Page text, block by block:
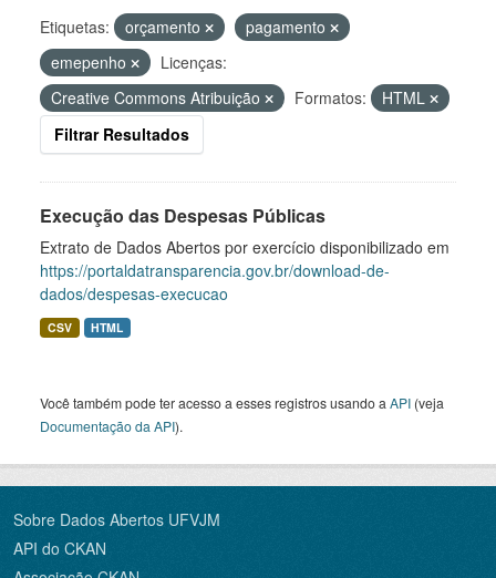
Etiquetas: orçamento
pagamento
emepenho
Licenças:
Creative Commons Atribuição
Formatos:
HTML
Filtrar Resultados
Execução das Despesas Públicas
Extrato de Dados Abertos por exercício disponibilizado em
https://portaldatransparencia.gov.br/download-de-
dados/despesas-execucao
CSV HTML
Você também pode ter acesso a esses registros usando a API (veja
Documentação da API).
Sobre Dados Abertos UFVJM
API do CKAN